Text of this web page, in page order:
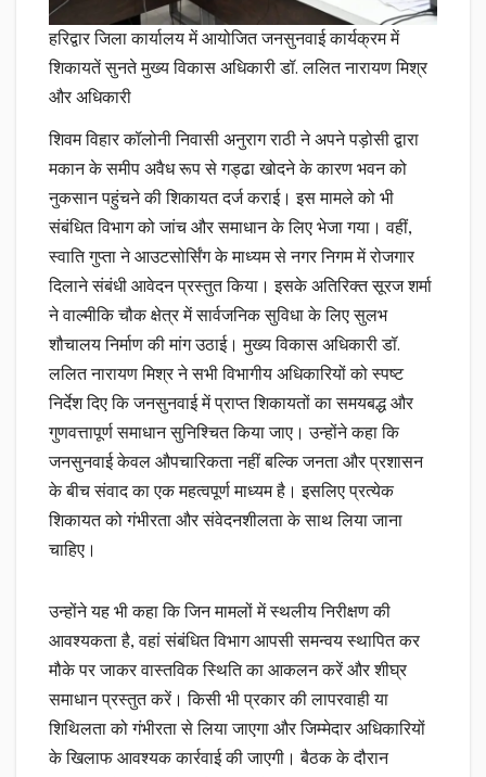
हरिद्वार जिला कार्यालय में आयोजित जनसुनवाई कार्यक्रम में
शिकायतें सुनते मुख्य विकास अधिकारी डॉ. ललित नारायण मिश्र
और अधिकारी
शिवम विहार कॉलोनी निवासी अनुराग राठी ने अपने पड़ोसी द्वारा
मकान के समीप अवैध रूप से गड्ढा खोदने के कारण भवन को
नुकसान पहुंचने की शिकायत दर्ज कराई। इस मामले को भी
संबंधित विभाग को जांच और समाधान के लिए भेजा गया। वहीं,
स्वाति गुप्ता ने आउटसोर्सिंग के माध्यम से नगर निगम में रोजगार
दिलाने संबंधी आवेदन प्रस्तुत किया। इसके अतिरिक्त सूरज शर्मा
ने वाल्मीकि चौक क्षेत्र में सार्वजनिक सुविधा के लिए सुलभ
शौचालय निर्माण की मांग उठाई। मुख्य विकास अधिकारी डॉ.
ललित नारायण मिश्र ने सभी विभागीय अधिकारियों को स्पष्ट
निर्देश दिए कि जनसुनवाई में प्राप्त शिकायतों का समयबद्ध और
गुणवत्तापूर्ण समाधान सुनिश्चित किया जाए। उन्होंने कहा कि
जनसुनवाई केवल औपचारिकता नहीं बल्कि जनता और प्रशासन
के बीच संवाद का एक महत्वपूर्ण माध्यम है। इसलिए प्रत्येक
शिकायत को गंभीरता और संवेदनशीलता के साथ लिया जाना
चाहिए।
उन्होंने यह भी कहा कि जिन मामलों में स्थलीय निरीक्षण की
आवश्यकता है, वहां संबंधित विभाग आपसी समन्वय स्थापित कर
मौके पर जाकर वास्तविक स्थिति का आकलन करें और शीघ्र
समाधान प्रस्तुत करें। किसी भी प्रकार की लापरवाही या
शिथिलता को गंभीरता से लिया जाएगा और जिम्मेदार अधिकारियों
के खिलाफ आवश्यक कार्रवाई की जाएगी। बैठक के दौरान